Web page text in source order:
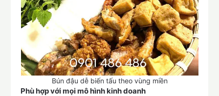
Bún đậu dễ biến tấu theo vùng miền
Phù hợp với mọi mô hình kinh doanh